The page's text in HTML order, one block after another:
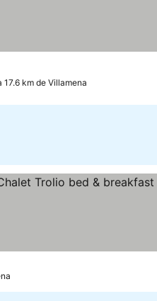
17.6 km de Villamena